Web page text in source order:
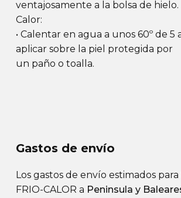
ventajosamente a la bolsa de hielo.
Calor:
• Calentar en agua a unos 60º de 5
aplicar sobre la piel protegida por
un paño o toalla.
Gastos de envío
Los gastos de envío estimados para
FRIO-CALOR a Peninsula y